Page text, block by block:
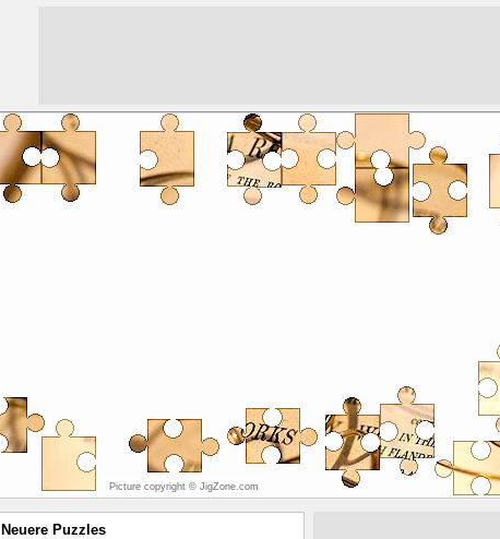
Picture copyright © JigZone.com
Neuere Puzzles